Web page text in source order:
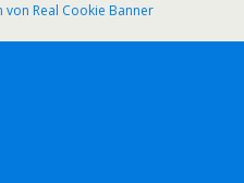
Real Cookie Banner